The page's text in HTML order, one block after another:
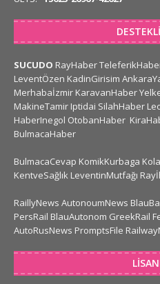
SUCUDO RayHaber
LeventÖzen KadinGirisim
Merhabaİzmir KaravanHaber
MakineTamir Iptidai SilahHaber
HaberInegol OtobanHaber
BulmacaHaber
BulmacaCevap KomikKurbaga
KentveSağlık LeventinMutfağı
RaillyNews AutonoumNews
PersRail BlauAutonom GreekRail
AutoRusNews PromptsFile